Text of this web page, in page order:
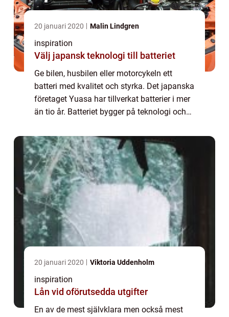
20 januari 2020 Malin Lindgren
inspiration
Välj japansk teknologi till batteriet
Ge bilen, husbilen eller motorcykeln ett
batteri med kvalitet och styrka. Det japanska
företaget Yuasa har tillverkat batterier i mer
än tio år. Batteriet bygger på teknologi och
20 januari 2020 Viktoria Uddenholm
inspiration
Lån vid oförutsedda utgifter
En av de mest självklara men också mest